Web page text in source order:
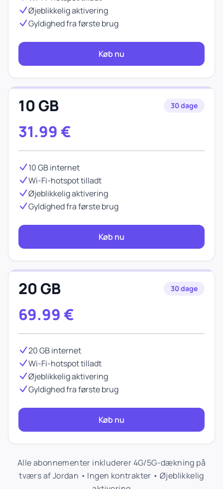
Øjeblikkelig aktivering
Gyldighed fra første brug
Køb nu
10 GB 30 dage
31.99 €
10 GB internet
Wi-Fi-hotspot tilladt
Øjeblikkelig aktivering
Gyldighed fra første brug
Køb nu
20 GB 30 dage
69.99 €
20 GB internet
Wi-Fi-hotspot tilladt
Øjeblikkelig aktivering
Gyldighed fra første brug
Køb nu
Alle abonnementer inkluderer 4G/5G-dækning på
tværs af Jordan • Ingen kontrakter • Øjeblikkelig